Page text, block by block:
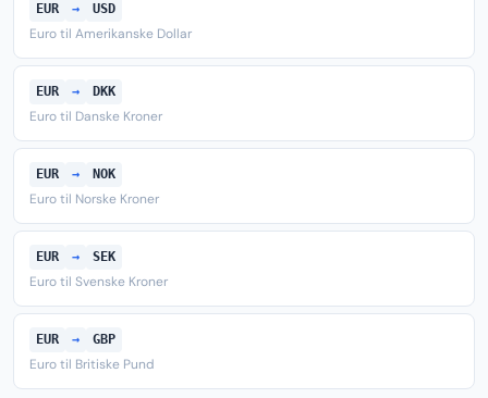
EUR → USD
Euro til Amerikanske Dollar
EUR → DKK
Euro til Danske Kroner
EUR → NOK
Euro til Norske Kroner
EUR → SEK
Euro til Svenske Kroner
EUR → GBP
Euro til Britiske Pund